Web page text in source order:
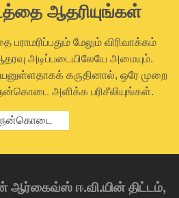
ஆதரியுங்கள்
மேலும் விரிவாக்கம்
அடிப்படையிலேயே அமையும்.
கருதினால், ஒரே முறை
அளிக்க பரிசீலியுங்கள்.
நன்கொடை
ஆர்கைவ்ஸ் ஈ.வி.யின் திட்டம்,